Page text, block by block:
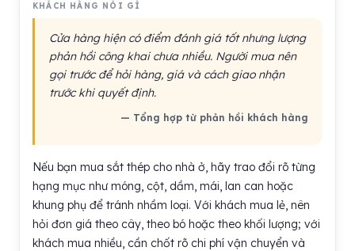
KHÁCH HÀNG NÓI GÌ
Cửa hàng hiện có điểm đánh giá tốt nhưng lượng
phản hồi công khai chưa nhiều. Người mua nên
gọi trước để hỏi hàng, giá và cách giao nhận
trước khi quyết định.
— Tổng hợp từ phản hồi khách hàng
Nếu bạn mua sắt thép cho nhà ở, hãy trao đổi rõ từng
hạng mục như móng, cột, dầm, mái, lan can hoặc
khung phụ để tránh nhầm loại. Với khách mua lẻ, nên
hỏi đơn giá theo cây, theo bó hoặc theo khối lượng; với
khách mua nhiều, cần chốt rõ chi phí vận chuyển và